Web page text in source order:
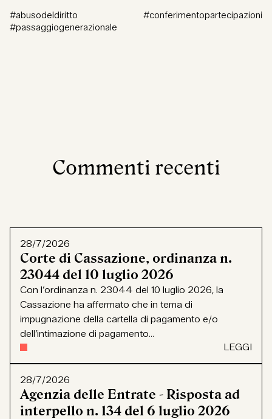
#abusodeldiritto #conferimentopartecipazioni
#passaggiogenerazionale
Commenti recenti
28/7/2026
Corte di Cassazione, ordinanza n.
23044 del 10 luglio 2026
Con l’ordinanza n. 23044 del 10 luglio 2026, la
Cassazione ha affermato che in tema di
impugnazione della cartella di pagamento e/o
dell’intimazione di pagamento...
LEGGI
28/7/2026
Agenzia delle Entrate - Risposta ad
interpello n. 134 del 6 luglio 2026